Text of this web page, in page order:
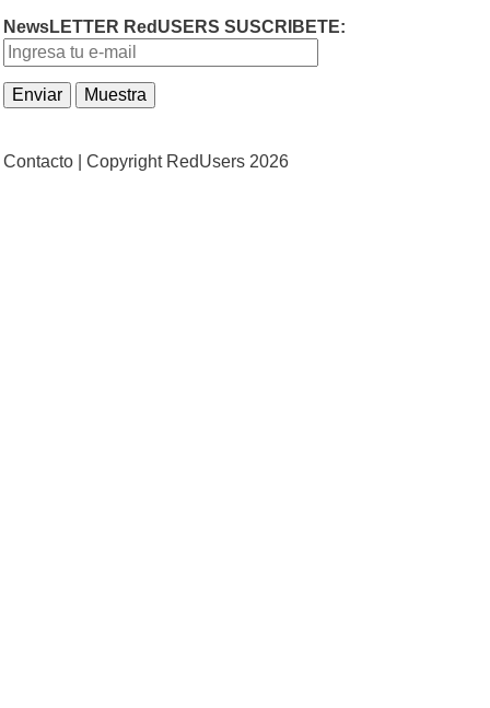
NewsLETTER RedUSERS SUSCRIBETE:
Contacto | Copyright RedUsers 2026